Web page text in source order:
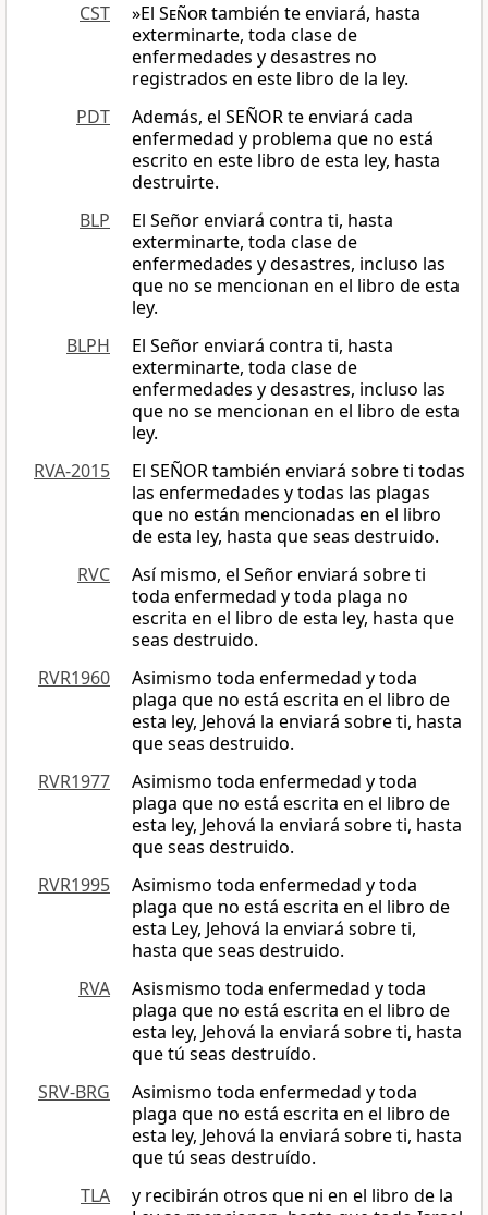
CST
»El Señortambién te enviará, hasta
exterminarte, toda clase de
enfermedades y desastres no
registrados en este libro de la ley.
PDT
Además, el SEÑOR te enviará cada
enfermedad y problema que no está
escrito en este libro de esta ley, hasta
destruirte.
BLP
El Señor enviará contra ti, hasta
exterminarte, toda clase de
enfermedades y desastres, incluso las
que no se mencionan en el libro de esta
ley.
BLPH
El Señor enviará contra ti, hasta
exterminarte, toda clase de
enfermedades y desastres, incluso las
que no se mencionan en el libro de esta
ley.
RVA-2015
El SEÑOR también enviará sobre ti todas
las enfermedades y todas las plagas
que no están mencionadas en el libro
de esta ley, hasta que seas destruido.
RVC
Así mismo, el Señor enviará sobre ti
toda enfermedad y toda plaga no
escrita en el libro de esta ley, hasta que
seas destruido.
RVR1960
Asimismo toda enfermedad y toda
plaga que no está escrita en el libro de
esta ley, Jehová la enviará sobre ti, hasta
que seas destruido.
RVR1977
Asimismo toda enfermedad y toda
plaga que no está escrita en el libro de
esta ley, Jehová la enviará sobre ti, hasta
que seas destruido.
RVR1995
Asimismo toda enfermedad y toda
plaga que no está escrita en el libro de
esta Ley, Jehová la enviará sobre ti,
hasta que seas destruido.
RVA
Asismismo toda enfermedad y toda
plaga que no está escrita en el libro de
esta ley, Jehová la enviará sobre ti, hasta
que tú seas destruído.
SRV-BRG
Asimismo toda enfermedad y toda
plaga que no está escrita en el libro de
esta ley, Jehová la enviará sobre ti, hasta
que tú seas destruído.
TLA
y recibirán otros que ni en el libro de la